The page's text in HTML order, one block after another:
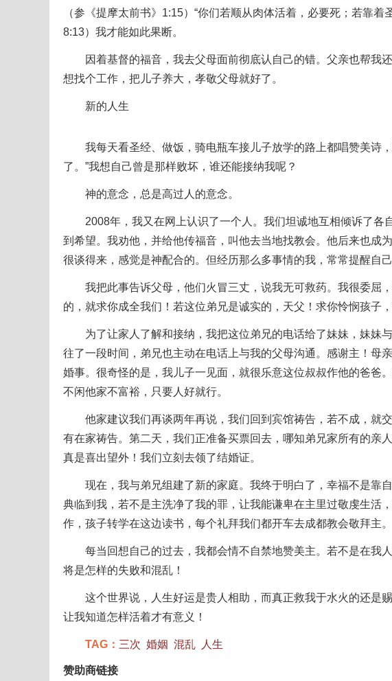
（参《提摩太前书》1:15）“你们若顺从肉体活着，必要死；若靠
8:13）我才能如此果断。
因着基督的福音，我去父母面前彻底认自己的错。父亲也帮我
想找个工作，把儿子养大，孝敬父母就好了。
新的人生
我每天看圣经、做饭，骑电瓶车接儿子放学的路上都唱赞美诗，
了。”我想自己曾是那样败坏，谁还能接纳我呢？
神的意念，总是高过人的意念。
2008年，我又在网上认识了一个人。我们坦诚地互相倾诉了各
到希望。我劝他，并给他传福音，叫他去当地找教会。他后来也成
很谈得来，感觉是神配合的。但经历那么多事情的我，常常提醒自
我把此事告诉父母，他们火冒三丈，说我无可救药。我很委屈，
的，就求你成全我们！若这位弟兄是诚实的，天父！求你怜悯孩子
为了让家人了解和接纳，我把这位弟兄的电话给了妹妹，妹妹
往了一段时间，弟兄也主动在电话上与我的父母沟通。感谢主！母
婚事。很奇怪的是，我儿子一见面，就很乐意这位叔叔作他的爸爸
不闲他家不富裕，只要人好就行。
他家建议我们再谈两年再说，我们回到宾馆祷告，若不成，就
有在家祷告。第二天，我们正准备买票回去，哪知弟兄家所有的亲
真是喜出望外！我们立刻去领了结婚证。
现在，我与弟兄组建了新的家庭。我终于明白了，幸福不是靠
典临到我，若不是主洗净了我的罪，让我能谦卑在主里过敬虔生活
作，孩子转学在这边读书，每个礼拜我们都开车去成都教会敬拜主。
每当回想自己的过去，我都会情不自禁地赞美主。若不是在我
将是怎样的失败和混乱！
这个世界说，人生好运是贵人相助，而真正救我于水火的还是赐
让我知道怎样活着才有意义！
TAG： 三次 婚姻 混乱 人生
赞助商链接